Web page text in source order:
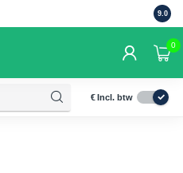
9.0
0
€Incl. btw